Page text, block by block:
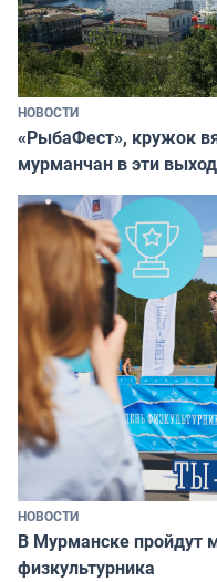
НОВОСТИ
«РыбаФест», кружок
мурманчан в эти
НОВОСТИ
В Мурманске пройдут
физкультурника